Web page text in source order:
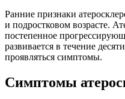
Ранние признаки
и подростковом возрасте.
постепенное
развивается в течение
проявляться симптомы.
Симптомы